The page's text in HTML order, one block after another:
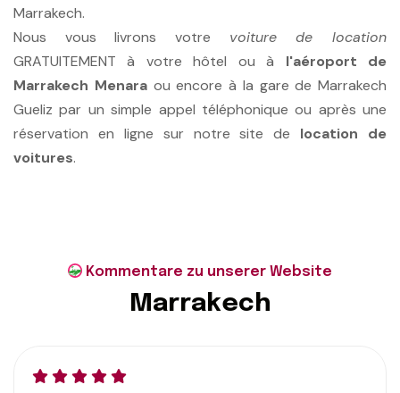
Marrakech.
Nous vous livrons votre voiture de location
GRATUITEMENT à votre hôtel ou à l'aéroport de
Marrakech Menaraou encore à la gare de Marrakech
Gueliz par un simple appel téléphonique ou après une
réservation en ligne sur notre site de location de
voitures.
Kommentare zu unserer Website
M arrakec h